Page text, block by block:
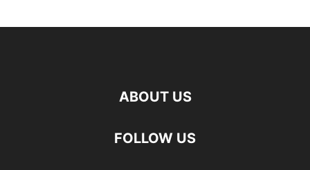
ABOUT US
FOLLOW US